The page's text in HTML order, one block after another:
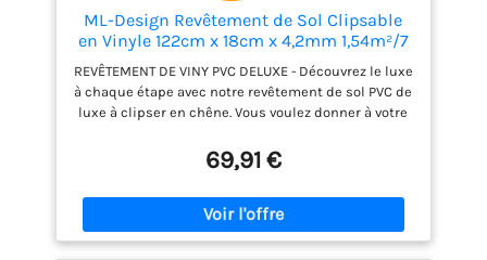
ML-Design Revêtement de Sol Clipsable
en Vinyle 122cm x 18cm x 4,2mm 1,54m²/7
Planches Chêne Marron Golden Hour
Imitation de Parquet Lames en PVC
Emboîtables Antidérapant Étanche Classe
Charge 34
REVÊTEMENT DE VINY PVC DELUXE - Découvrez le luxe
à chaque étape avec notre revêtement de sol PVC de
luxe à clipser en chêne. Vous voulez donner à votre
tout nouveau revêtement de sol PVC de luxe à
clipser à motif chêne est le choix parfait pour allier
élégance et fonctionnalité. SURFACES ÉSTHÉTIQUES -
La surface texturée des lames en PVC rend l'effet
bois encore plus réaliste et apporte une
atmosphère chaleureuse à votre intérieur. Elles
69,91 €